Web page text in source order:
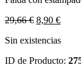
29,66€ El
original
29,66 €.
8,90 €El
actual
8,90
Sin existencias
ID de Producto: